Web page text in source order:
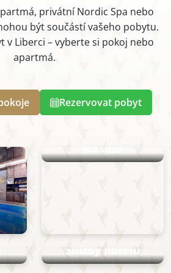
privátní Nordic Spa nebo
být součástí vašeho pobytu.
v Liberci – vyberte si pokoj nebo
apartmá.
Rezervovat pobyt
Masáže
Služby hotelu